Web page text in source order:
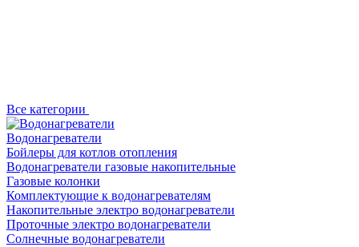
Все категории
Водонагреватели
Бойлеры для котлов отопления
Водонагреватели газовые накопительные
Газовые колонки
Комплектующие к водонагревателям
Накопительные электро водонагреватели
Проточные электро водонагреватели
Солнечные водонагреватели